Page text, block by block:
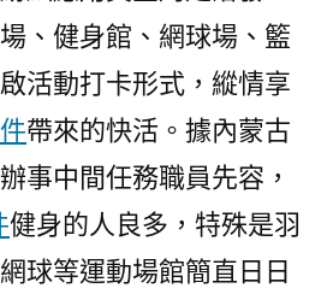
、健身館、網球場、籃
活動打卡形式，縱情享
帶來的快活。據內蒙古
事中間任務職員先容，
健身的人良多，特殊是羽
球等運動場館簡直日日